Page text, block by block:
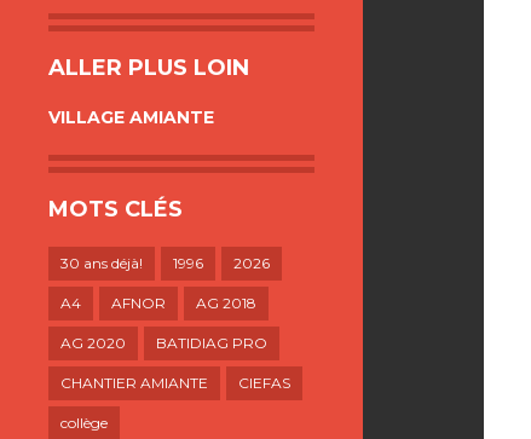
ALLER PLUS LOIN
VILLAGE AMIANTE
MOTS CLÉS
30 ans déjà! 1996 2026
A4 AFNOR AG 2018
AG 2020 BATIDIAG PRO
CHANTIER AMIANTE CIEFAS
collège